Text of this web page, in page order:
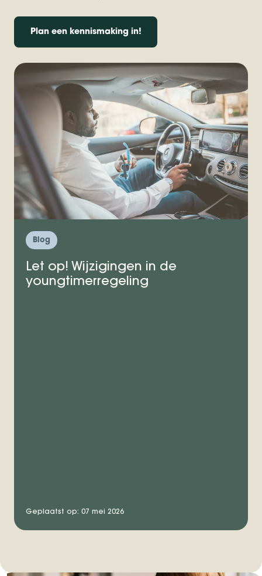
Plan een kennismaking in!
Blog
Let op! Wijzigingen in de
youngtimerregeling
Geplaatst op: 07 mei 2026